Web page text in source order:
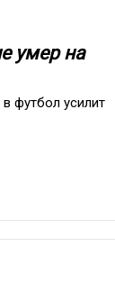
умер на
футбол усилит